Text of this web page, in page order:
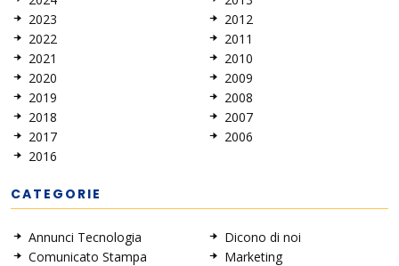
2023
2022
2021
2020
2019
2018
2017
2016
2012
2011
2010
2009
2008
2007
2006
CATEGORIE
Annunci Tecnologia
Comunicato Stampa
Dicono di noi
Marketing